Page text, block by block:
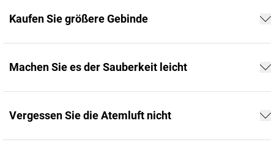
Kaufen Sie größere Gebinde
Machen Sie es der Sauberkeit leicht
Vergessen Sie die Atemluft nicht